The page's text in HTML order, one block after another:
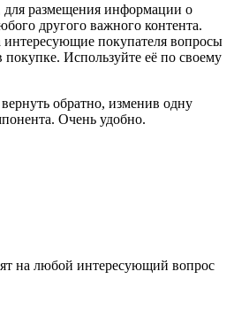
для размещения информации о
другого важного контента.
покупателя вопросы
покупке. Используйте её по своему
обратно, изменив одну
Очень удобно.
на любой интересующий вопрос